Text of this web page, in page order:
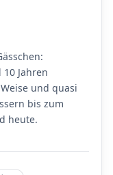
Jahren
und quasi
bis zum
heute.